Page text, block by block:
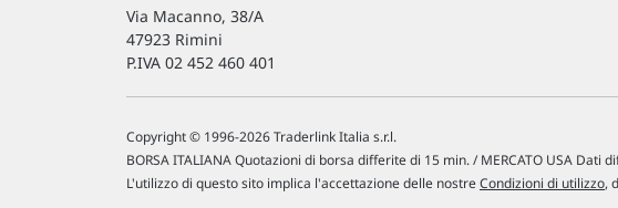
Via Macanno, 38/A
47923 Rimini
P.IVA 02 452 460 401
Copyright © 1996-2026 Traderlink Italia s.r.l.
BORSA ITALIANA Quotazioni di borsa differite di 15 min. / MERCATO USA
L'utilizzo di questo sito implica l'accettazione delle nostreCondizioni di utilizzo,